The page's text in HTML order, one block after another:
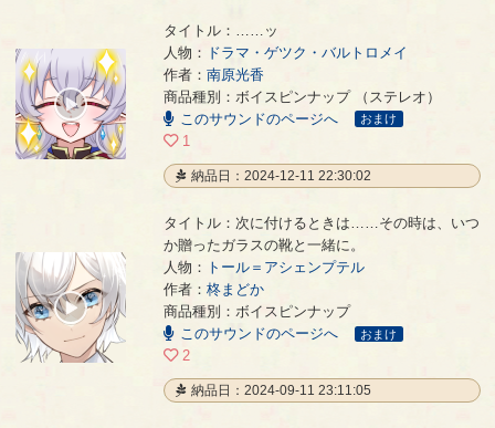
- 南原光香
タイトル：……ッ
人物： ドラマ・ゲツク・バルトロメイ
作者： 南原光香
商品種別：ボイスピンナップ （ステレオ）
このサウンドのページへ
おまけ
1
納品日：2024-12-11 22:30:02
次に付けるときは……その時は、いつか贈ったガラスの靴と一緒に。
00:00
00:22
タイトル：次に付けるときは……その時は、いつ
か贈ったガラスの靴と一緒に。
人物： トール＝アシェンプテル
作者： 柊まどか
商品種別：ボイスピンナップ
このサウンドのページへ
おまけ
2
納品日：2024-09-11 23:11:05